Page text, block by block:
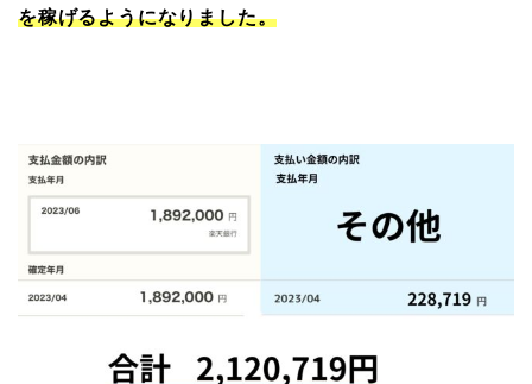
を稼げるようになりました。